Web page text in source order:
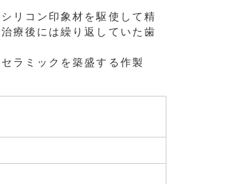
リコン印象材を駆使して精
療後には繰り返していた歯
ラミックを築盛する作製